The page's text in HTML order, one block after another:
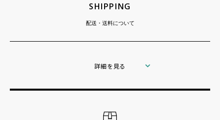
SHIPPING
配送・送料について
詳細を見る